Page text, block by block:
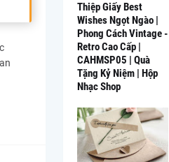
Thiệp Giấy Best
Wishes Ngọt Ngào |
Phong Cách Vintage -
Retro Cao Cấp |
CAHMSP05 | Quà
Tặng Kỷ Niệm | Hộp
Nhạc Shop